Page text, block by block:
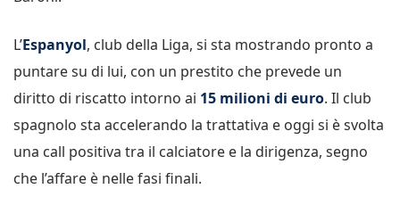
L’Espanyol, club della Liga, si sta mostrando pronto a
puntare su di lui, con un prestito che prevede un
diritto di riscatto intorno ai 15 milioni di euro. Il club
spagnolo sta accelerando la trattativa e oggi si è svolta
una call positiva tra il calciatore e la dirigenza, segno
che l’affare è nelle fasi finali.